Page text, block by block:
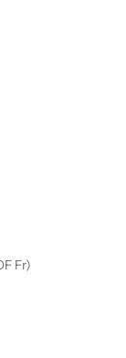
Côte d’Ivoire (Costa do Marfim) (XOF Fr)